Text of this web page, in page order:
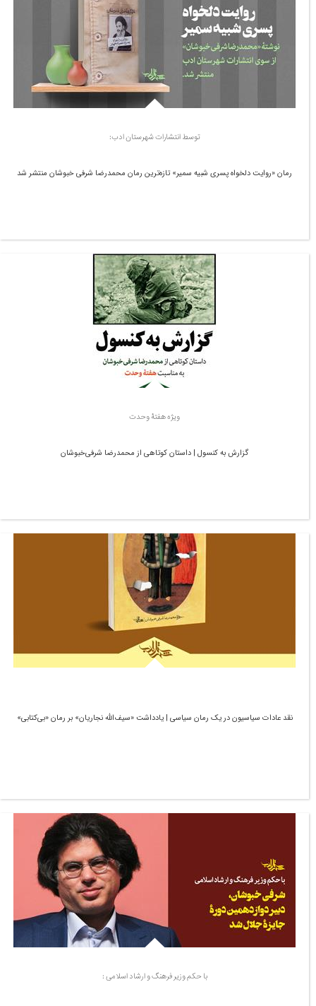
توسط انتشارات شهرستان ادب:
رمان «روایت دلخواه پسری شبیه سمیر» تازه‌ترین رمان محمدرضا شرفی خبوشان منتشر شد
ویژه هفتۀ وحدت
گزارش به کنسول | داستان کوتاهی از محمدرضا شرفی‌خبوشان
نقد عادات سیاسیون در یک رمان سیاسی | یادداشت «سیف‌الله نجاریان» بر رمان «بی‌کتابی»
با حکم وزیر فرهنگ و ارشاد اسلامی :